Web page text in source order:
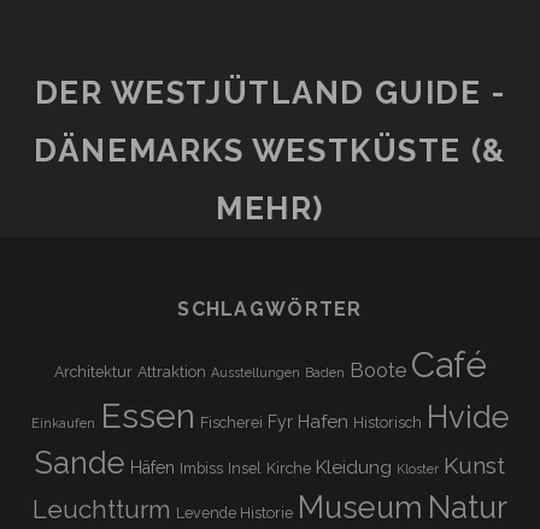
DER WESTJÜTLAND GUIDE -
DÄNEMARKS WESTKÜSTE (&
MEHR)
SCHLAGWÖRTER
Architektur Attraktion Ausstellungen Baden Boote Café
Einkaufen Essen Fischerei Fyr Hafen Historisch Hvide
Sande Häfen Imbiss Insel Kirche Kleidung Kloster Kunst
Leuchtturm Levende Historie Museum Natur